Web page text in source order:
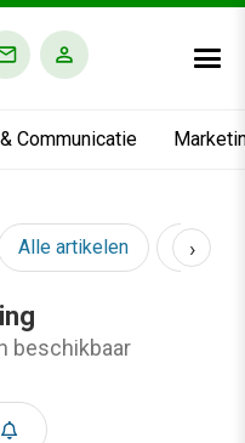
Communicatie
Alle artikelen AI &
›
beschikbaar